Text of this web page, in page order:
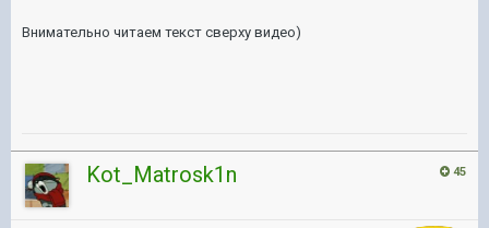
Внимательно читаем текст сверху видео)
45
Kot_Matrosk1n